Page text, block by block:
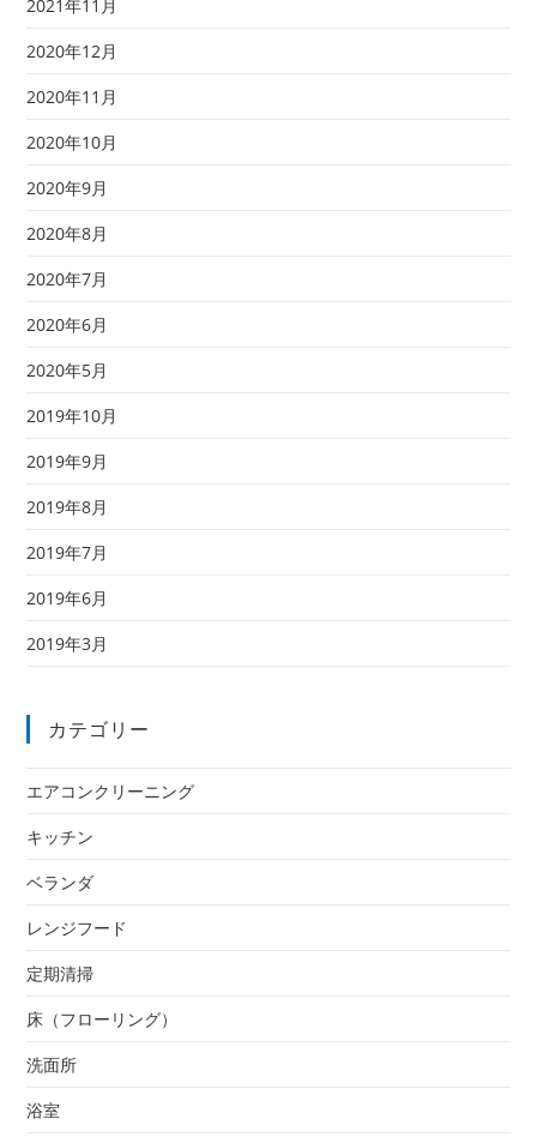
2021年11月
2020年12月
2020年11月
2020年10月
2020年9月
2020年8月
2020年7月
2020年6月
2020年5月
2019年10月
2019年9月
2019年8月
2019年7月
2019年6月
2019年3月
カテゴリー
エアコンクリーニング
キッチン
ベランダ
レンジフード
定期清掃
床（フローリング）
洗面所
浴室